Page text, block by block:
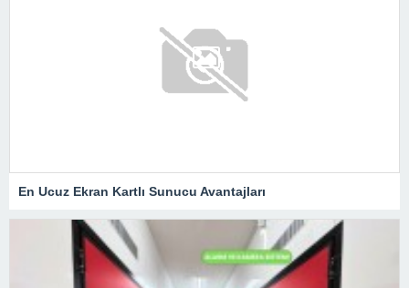
En Ucuz Ekran Kartlı Sunucu Avantajları